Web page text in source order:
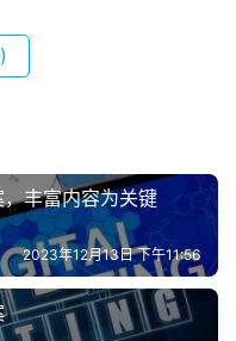
丰富内容为关键
2023年12月13日 下午11:56